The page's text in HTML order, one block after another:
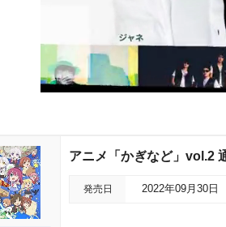
アニメ「かぎなど」vol.2
発売日 2022年09月30日